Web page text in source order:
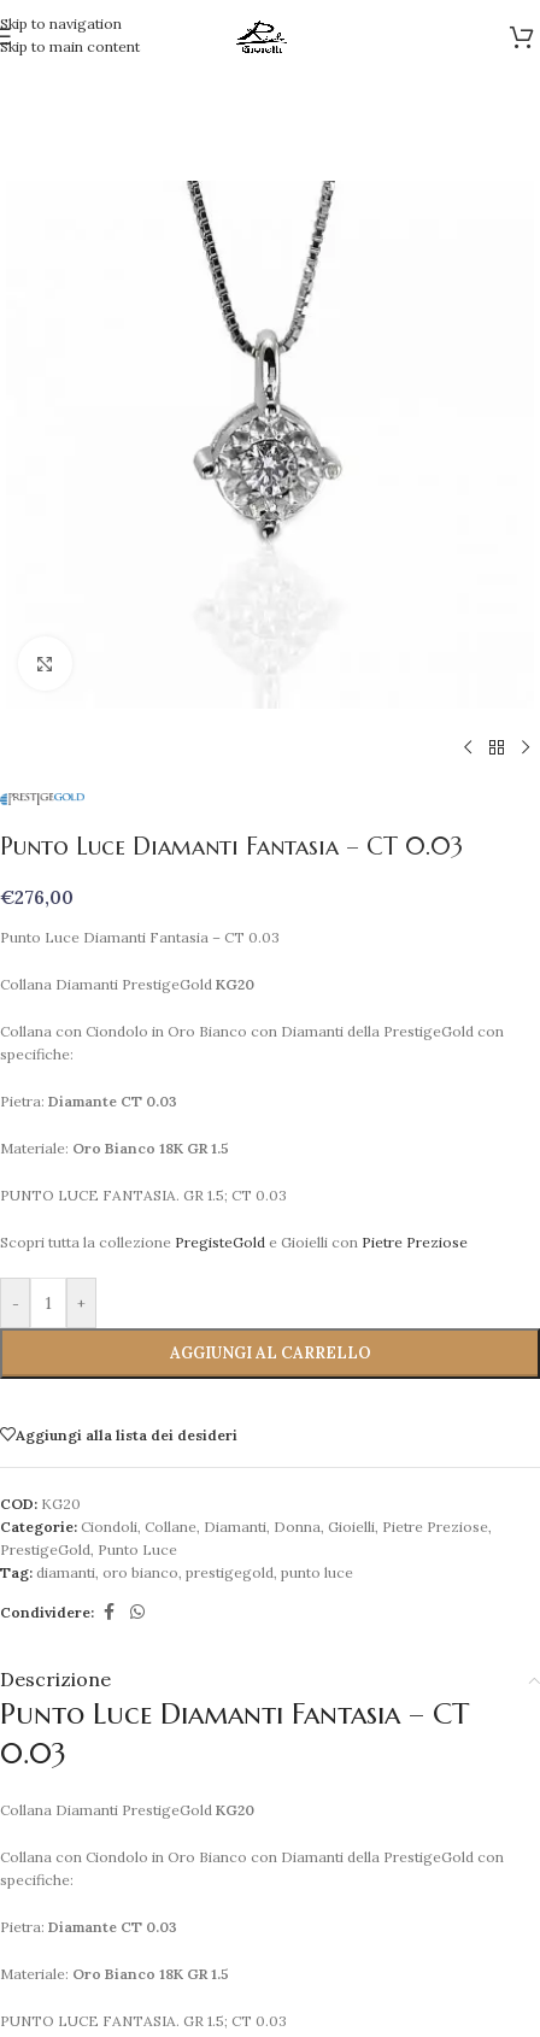
Skip to navigation
Skip to main content
Punto Luce Diamanti Fantasia – CT 0.03
€276,00
Punto Luce Diamanti Fantasia – CT 0.03
Collana Diamanti PrestigeGold KG20
Collana con Ciondolo in Oro Bianco con Diamanti della PrestigeGold con
specifiche:
Pietra: Diamante CT 0.03
Materiale: Oro Bianco 18K GR 1.5
PUNTO LUCE FANTASIA. GR 1.5; CT 0.03
Scopri tutta la collezione PregisteGold e Gioielli con Pietre Preziose
- +
AGGIUNGI AL CARRELLO
Aggiungi alla lista dei desideri
COD: KG20
Categorie: Ciondoli, Collane, Diamanti, Donna, Gioielli, Pietre Preziose,
PrestigeGold, Punto Luce
Tag: diamanti, oro bianco, prestigegold, punto luce
Condividere:
Descrizione
Punto Luce Diamanti Fantasia – CT
0.03
Collana Diamanti PrestigeGold KG20
Collana con Ciondolo in Oro Bianco con Diamanti della PrestigeGold con
specifiche:
Pietra: Diamante CT 0.03
Materiale: Oro Bianco 18K GR 1.5
PUNTO LUCE FANTASIA. GR 1.5; CT 0.03